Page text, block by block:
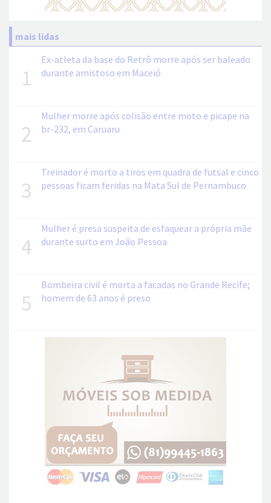
mais lidas
1
Ex-atleta da base do Retrô morre após ser baleado
durante amistoso em Maceió
2
Mulher morre após colisão entre moto e picape na
br-232, em Caruaru
3
Treinador é morto a tiros em quadra de futsal e cinco
pessoas ficam feridas na Mata Sul de Pernambuco
4
Mulher é presa suspeita de esfaquear a própria mãe
durante surto em João Pessoa
5
Bombeira civil é morta a facadas no Grande Recife;
homem de 63 anos é preso